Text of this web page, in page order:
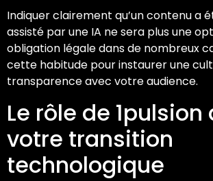
Indiquer clairement qu’un contenu a
assisté par une IA ne sera plus une
obligation légale dans de nombreux
cette habitude pour instaurer une
transparence avec votre audience.
Le rôle de 1pulsion
votre transition
technologique